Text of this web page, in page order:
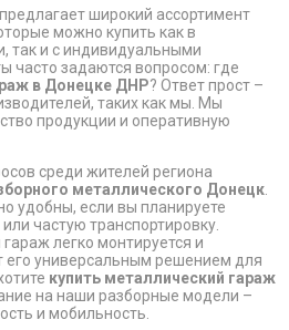
широкий ассортимент
можно купить как в
так и с индивидуальными
часто задаются вопросом: где
в Донецке ДНР? Ответ прост –
таких как мы. Мы
продукции и оперативную
среди жителей региона
металлического Донецк
удобны, если вы планируете
частую транспортировку.
легко монтируется и
его универсальным решением для
купить металлический гараж
на наши разборные модели –
и мобильность.